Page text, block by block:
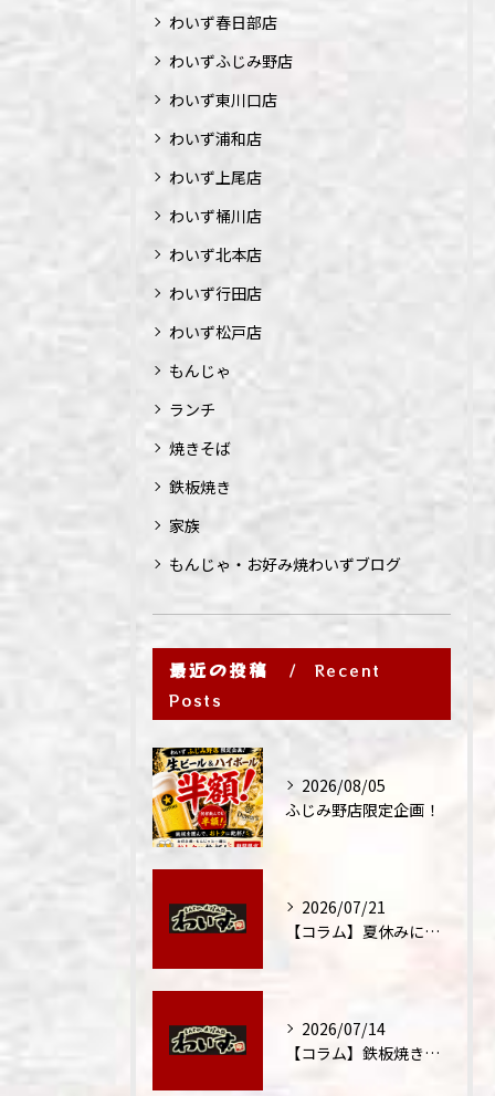
わいず春日部店
わいずふじみ野店
わいず東川口店
わいず浦和店
わいず上尾店
わいず桶川店
わいず北本店
わいず行田店
わいず松戸店
もんじゃ
ランチ
焼きそば
鉄板焼き
家族
もんじゃ・お好み焼わいずブログ
最近の投稿
Recent
Posts
2026/08/05
ふじみ野店限定企画！
2026/07/21
【コラム】夏休みに家族外食が増える理由
2026/07/14
【コラム】鉄板焼きが"コミュニケーション飯"と呼ばれる理由